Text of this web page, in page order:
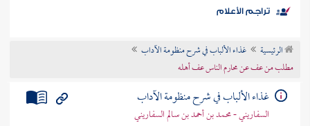
موضوعي
تراجم الأعلام
الرئيسية
غذاء الألباب في شرح منظومة الآداب
مطلب من عف عن محارم الناس عف أهله
غذاء الألباب في شرح منظومة الآداب
السفاريني - محمد بن أحمد بن سالم السفاريني